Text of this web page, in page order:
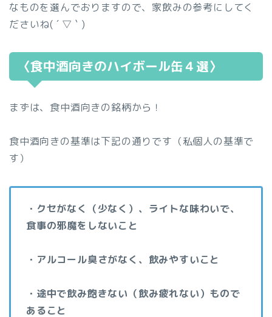
なものを選んでおりますので、家飲みの参考にしてく
ださいね( ´ ▽ ` )
〈食中酒向きのハイボール缶４選〉
まずは、食中酒向きの銘柄から！
食中酒向きの基準は下記の通りです（私個人の基準で
す）
・クセがなく（少なく）、ライトな味わいで、
食事の邪魔をしないこと
・アルコール臭さがなく、飲みやすいこと
・途中で飲み飽きない（飲み疲れない）もので
あること